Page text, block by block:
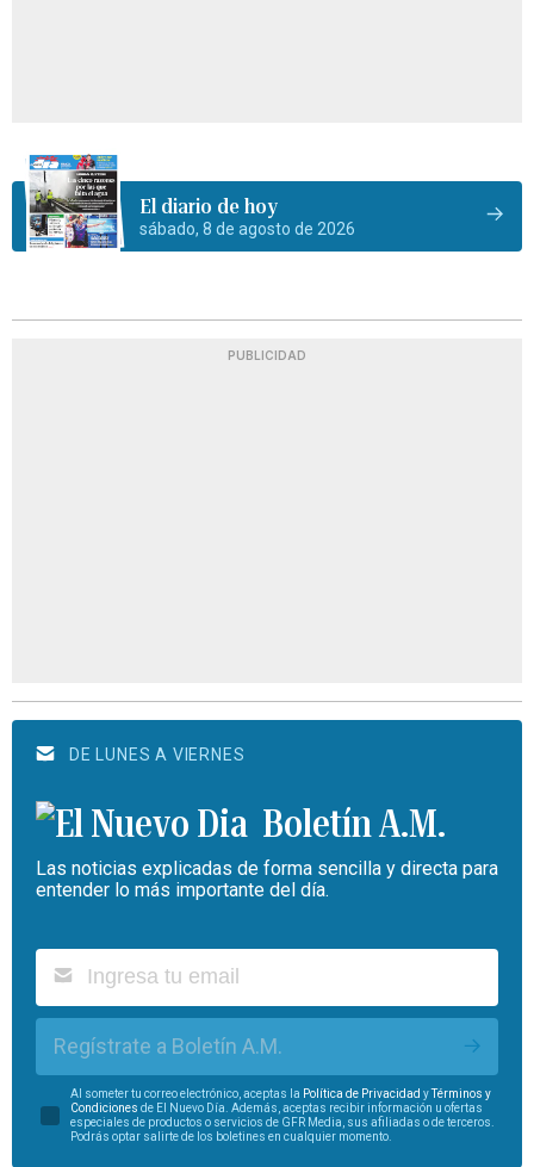
El diario de hoy
sábado, 8 de agosto de 2026
PUBLICIDAD
DE LUNES A VIERNES
Boletín A.M.
Las noticias explicadas de forma sencilla y directa para
entender lo más importante del día.
Regístrate a Boletín A.M.
Al someter tu correo electrónico, aceptas la Política de Privacidad yTérminos y
Condiciones de El Nuevo Día. Además, aceptas recibir información u ofertas
especiales de productos o servicios de GFR Media, sus afiliadas o de terceros.
Podrás optar salirte de los boletines en cualquier momento.